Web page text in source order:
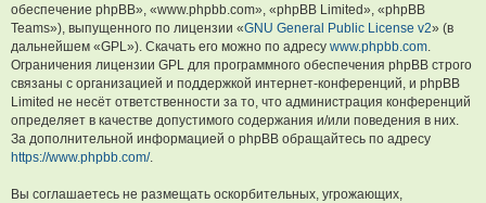
обеспечение phpBB», «www.phpbb.com», «phpBB Limited», «phpBB
Teams»), выпущенного по лицензии «GNU General Public License v2» (в
дальнейшем «GPL»). Скачать его можно по адресу www.phpbb.com.
Ограничения лицензии GPL для программного обеспечения phpBB строго
связаны с организацией и поддержкой интернет-конференций, и phpBB
Limited не несёт ответственности за то, что администрация конференций
определяет в качестве допустимого содержания и/или поведения в них.
За дополнительной информацией о phpBB обращайтесь по адресу
https://www.phpbb.com/.
Вы соглашаетесь не размещать оскорбительных, угрожающих,